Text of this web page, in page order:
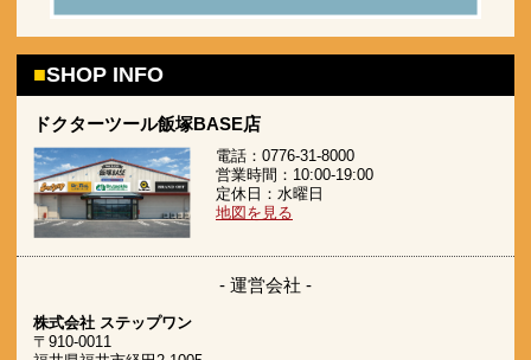
SHOP INFO
ドクターツール飯塚BASE店
電話：0776-31-8000
営業時間：10:00-19:00
定休日：水曜日
地図を見る
- 運営会社 -
株式会社 ステップワン
〒910-0011